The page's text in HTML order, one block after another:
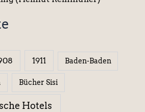
1911 Baden-Baden
Bücher Sisi
Hotels